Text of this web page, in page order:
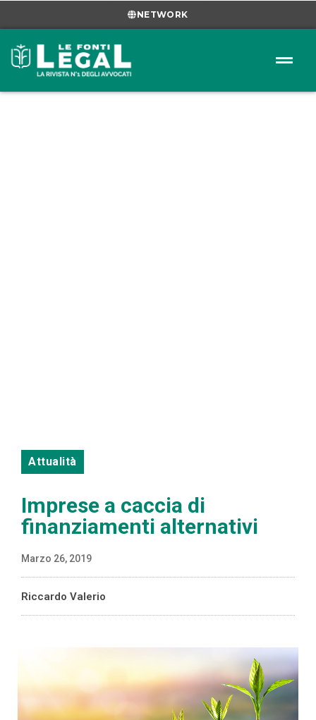
NETWORK
Attualità
Imprese a caccia di
finanziamenti alternativi
Marzo 26, 2019
Riccardo Valerio